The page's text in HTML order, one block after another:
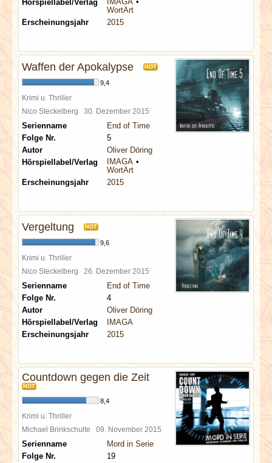
Hörspiellabel/Verlag
WortArt
Erscheinungsjahr
2015
Waffen der Apokalypse HOT
9,4
Krimi u. Thriller
Nico Steckelberg 30. Dezember 2015
Serienname
End of Time
Folge Nr.
5
Autor
Oliver Döring
Hörspiellabel/Verlag
IMAGA
WortArt
Erscheinungsjahr
2015
Vergeltung HOT
9,6
Krimi u. Thriller
Nico Steckelberg 26. Dezember 2015
Serienname
End of Time
Folge Nr.
4
Autor
Oliver Döring
Hörspiellabel/Verlag
IMAGA
Erscheinungsjahr
2015
Countdown gegen die Zeit
HOT
8,4
Krimi u. Thriller
Michael Brinkschulte 09. November 2015
Serienname
Mord in Serie
Folge Nr.
19